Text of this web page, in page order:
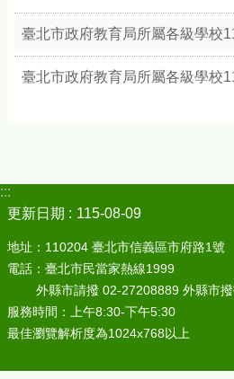
:::
更新日期
115-08-09
地址：110204 臺北市信義區市府路1號
電話：臺北市民當家熱線1999
外縣市請撥 02-27208889 外縣市撥
服務時間：上午8:30-下午5:30
最佳瀏覽解析度為1024x768以上